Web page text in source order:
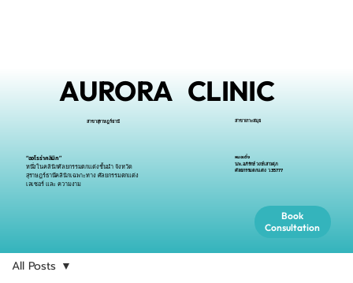
สาขาสุราษฎร์ธานี สาขาเกาะสมุย
หมอเติ้ง
นพ.อภิรักษ์ วงษ์เสาวศุภ
ศัลยกรรมตกแต่ง ว.35777
AURORA CLINIC
Book
Consultation
“ออโรร่าคลินิก”
หนึ่งในคลินิกศัลยกรรมตกแต่งชั้นนำ จังหวัด
สุราษฎร์ธานีคลินิกเฉพาะทาง ศัลยกรรมตกแต่ง
เลเซอร์ และ ความงาม
All Posts